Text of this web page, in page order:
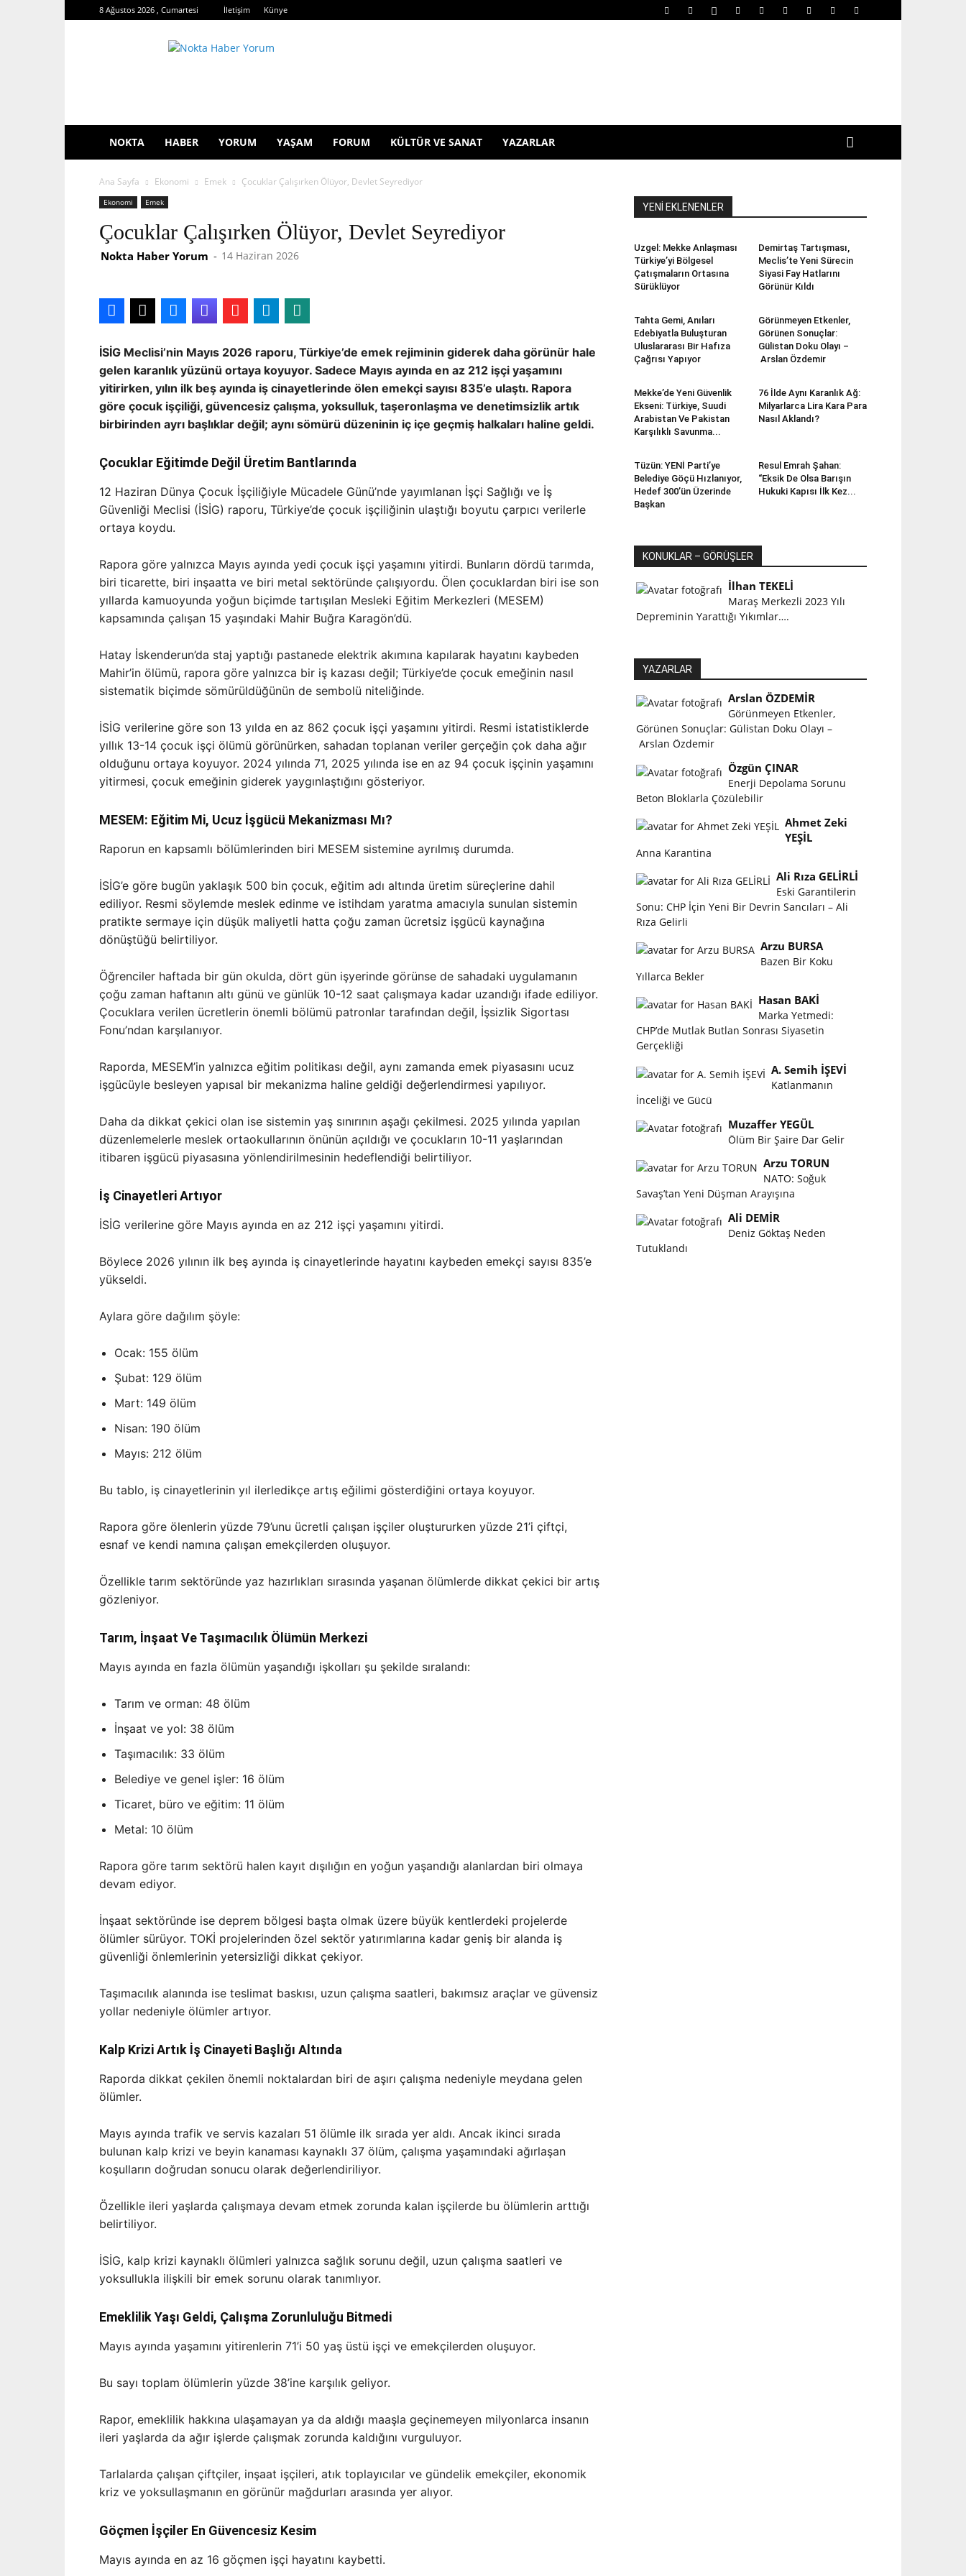
8 Ağustos 2026 , Cumartesi İletişim Künye
NOKTA HABER YORUM YAŞAM FORUM KÜLTÜR VE SANAT YAZARLAR
Ana Sayfa Ekonomi Emek Çocuklar Çalışırken Ölüyor, Devlet Seyrediyor
Ekonomi Emek
Çocuklar Çalışırken Ölüyor, Devlet Seyrediyor
Nokta Haber Yorum - 14 Haziran 2026
İSİG Meclisi’nin Mayıs 2026 raporu, Türkiye’de emek rejiminin giderek daha görünür hale
gelen karanlık yüzünü ortaya koyuyor. Sadece Mayıs ayında en az 212 işçi yaşamını
yitirirken, yılın ilk beş ayında iş cinayetlerinde ölen emekçi sayısı 835’e ulaştı. Rapora
göre çocuk işçiliği, güvencesiz çalışma, yoksulluk, taşeronlaşma ve denetimsizlik artık
birbirinden ayrı başlıklar değil; aynı sömürü düzeninin iç içe geçmiş halkaları haline geldi.
Çocuklar Eğitimde Değil Üretim Bantlarında
12 Haziran Dünya Çocuk İşçiliğiyle Mücadele Günü’nde yayımlanan İşçi Sağlığı ve İş
Güvenliği Meclisi (İSİG) raporu, Türkiye’de çocuk işçiliğinin ulaştığı boyutu çarpıcı verilerle
ortaya koydu.
Rapora göre yalnızca Mayıs ayında yedi çocuk işçi yaşamını yitirdi. Bunların dördü tarımda,
biri ticarette, biri inşaatta ve biri metal sektöründe çalışıyordu. Ölen çocuklardan biri ise son
yıllarda kamuoyunda yoğun biçimde tartışılan Mesleki Eğitim Merkezleri (MESEM)
kapsamında çalışan 15 yaşındaki Mahir Buğra Karagön’dü.
Hatay İskenderun’da staj yaptığı pastanede elektrik akımına kapılarak hayatını kaybeden
Mahir’in ölümü, rapora göre yalnızca bir iş kazası değil; Türkiye’de çocuk emeğinin nasıl
sistematik biçimde sömürüldüğünün de sembolü niteliğinde.
İSİG verilerine göre son 13 yılda en az 862 çocuk işçi yaşamını yitirdi. Resmi istatistiklerde
yıllık 13-14 çocuk işçi ölümü görünürken, sahadan toplanan veriler gerçeğin çok daha ağır
olduğunu ortaya koyuyor. 2024 yılında 71, 2025 yılında ise en az 94 çocuk işçinin yaşamını
yitirmesi, çocuk emeğinin giderek yaygınlaştığını gösteriyor.
MESEM: Eğitim Mi, Ucuz İşgücü Mekanizması Mı?
Raporun en kapsamlı bölümlerinden biri MESEM sistemine ayrılmış durumda.
İSİG’e göre bugün yaklaşık 500 bin çocuk, eğitim adı altında üretim süreçlerine dahil
ediliyor. Resmi söylemde meslek edinme ve istihdam yaratma amacıyla sunulan sistemin
pratikte sermaye için düşük maliyetli hatta çoğu zaman ücretsiz işgücü kaynağına
dönüştüğü belirtiliyor.
Öğrenciler haftada bir gün okulda, dört gün işyerinde görünse de sahadaki uygulamanın
çoğu zaman haftanın altı günü ve günlük 10-12 saat çalışmaya kadar uzandığı ifade ediliyor.
Çocuklara verilen ücretlerin önemli bölümü patronlar tarafından değil, İşsizlik Sigortası
Fonu’ndan karşılanıyor.
Raporda, MESEM’in yalnızca eğitim politikası değil, aynı zamanda emek piyasasını ucuz
işgücüyle besleyen yapısal bir mekanizma haline geldiği değerlendirmesi yapılıyor.
Daha da dikkat çekici olan ise sistemin yaş sınırının aşağı çekilmesi. 2025 yılında yapılan
düzenlemelerle meslek ortaokullarının önünün açıldığı ve çocukların 10-11 yaşlarından
itibaren işgücü piyasasına yönlendirilmesinin hedeflendiği belirtiliyor.
İş Cinayetleri Artıyor
İSİG verilerine göre Mayıs ayında en az 212 işçi yaşamını yitirdi.
Böylece 2026 yılının ilk beş ayında iş cinayetlerinde hayatını kaybeden emekçi sayısı 835’e
yükseldi.
Aylara göre dağılım şöyle:
Ocak: 155 ölüm
Şubat: 129 ölüm
Mart: 149 ölüm
Nisan: 190 ölüm
Mayıs: 212 ölüm
Bu tablo, iş cinayetlerinin yıl ilerledikçe artış eğilimi gösterdiğini ortaya koyuyor.
Rapora göre ölenlerin yüzde 79’unu ücretli çalışan işçiler oluştururken yüzde 21’i çiftçi,
esnaf ve kendi namına çalışan emekçilerden oluşuyor.
Özellikle tarım sektöründe yaz hazırlıkları sırasında yaşanan ölümlerde dikkat çekici bir artış
gözleniyor.
Tarım, İnşaat Ve Taşımacılık Ölümün Merkezi
Mayıs ayında en fazla ölümün yaşandığı işkolları şu şekilde sıralandı:
Tarım ve orman: 48 ölüm
İnşaat ve yol: 38 ölüm
Taşımacılık: 33 ölüm
Belediye ve genel işler: 16 ölüm
Ticaret, büro ve eğitim: 11 ölüm
Metal: 10 ölüm
Rapora göre tarım sektörü halen kayıt dışılığın en yoğun yaşandığı alanlardan biri olmaya
devam ediyor.
İnşaat sektöründe ise deprem bölgesi başta olmak üzere büyük kentlerdeki projelerde
ölümler sürüyor. TOKİ projelerinden özel sektör yatırımlarına kadar geniş bir alanda iş
güvenliği önlemlerinin yetersizliği dikkat çekiyor.
Taşımacılık alanında ise teslimat baskısı, uzun çalışma saatleri, bakımsız araçlar ve güvensiz
yollar nedeniyle ölümler artıyor.
Kalp Krizi Artık İş Cinayeti Başlığı Altında
Raporda dikkat çekilen önemli noktalardan biri de aşırı çalışma nedeniyle meydana gelen
ölümler.
Mayıs ayında trafik ve servis kazaları 51 ölümle ilk sırada yer aldı. Ancak ikinci sırada
bulunan kalp krizi ve beyin kanaması kaynaklı 37 ölüm, çalışma yaşamındaki ağırlaşan
koşulların doğrudan sonucu olarak değerlendiriliyor.
Özellikle ileri yaşlarda çalışmaya devam etmek zorunda kalan işçilerde bu ölümlerin arttığı
belirtiliyor.
İSİG, kalp krizi kaynaklı ölümleri yalnızca sağlık sorunu değil, uzun çalışma saatleri ve
yoksullukla ilişkili bir emek sorunu olarak tanımlıyor.
Emeklilik Yaşı Geldi, Çalışma Zorunluluğu Bitmedi
Mayıs ayında yaşamını yitirenlerin 71’i 50 yaş üstü işçi ve emekçilerden oluşuyor.
Bu sayı toplam ölümlerin yüzde 38’ine karşılık geliyor.
Rapor, emeklilik hakkına ulaşamayan ya da aldığı maaşla geçinemeyen milyonlarca insanın
ileri yaşlarda da ağır işlerde çalışmak zorunda kaldığını vurguluyor.
Tarlalarda çalışan çiftçiler, inşaat işçileri, atık toplayıcılar ve gündelik emekçiler, ekonomik
kriz ve yoksullaşmanın en görünür mağdurları arasında yer alıyor.
Göçmen İşçiler En Güvencesiz Kesim
Mayıs ayında en az 16 göçmen işçi hayatını kaybetti.
YENİ EKLENENLER
Uzgel: Mekke Anlaşması
Türkiye’yi Bölgesel
Çatışmaların Ortasına
Sürüklüyor
Demirtaş Tartışması,
Meclis’te Yeni Sürecin
Siyasi Fay Hatlarını
Görünür Kıldı
Tahta Gemi, Anıları
Edebiyatla Buluşturan
Uluslararası Bir Hafıza
Çağrısı Yapıyor
Görünmeyen Etkenler,
Görünen Sonuçlar:
Gülistan Doku Olayı –
Arslan Özdemir
Mekke’de Yeni Güvenlik
Ekseni: Türkiye, Suudi
Arabistan Ve Pakistan
Karşılıklı Savunma...
76 İlde Aynı Karanlık Ağ:
Milyarlarca Lira Kara Para
Nasıl Aklandı?
Tüzün: YENİ Parti’ye
Belediye Göçü Hızlanıyor,
Hedef 300’ün Üzerinde
Başkan
Resul Emrah Şahan:
“Eksik De Olsa Barışın
Hukuki Kapısı İlk Kez...
KONUKLAR – GÖRÜŞLER
İlhan TEKELİ
Maraş Merkezli 2023 Yılı
Depreminin Yarattığı Yıkımlar….
YAZARLAR
Arslan ÖZDEMİR
Görünmeyen Etkenler,
Görünen Sonuçlar: Gülistan Doku Olayı –
Arslan Özdemir
Özgün ÇINAR
Enerji Depolama Sorunu
Beton Bloklarla Çözülebilir
Ahmet Zeki
YEŞİL
Anna Karantina
Ali Rıza GELİRLİ
Eski Garantilerin
Sonu: CHP İçin Yeni Bir Devrin Sancıları – Ali
Rıza Gelirli
Arzu BURSA
Bazen Bir Koku
Yıllarca Bekler
Hasan BAKİ
Marka Yetmedi:
CHP’de Mutlak Butlan Sonrası Siyasetin
Gerçekliği
A. Semih İŞEVİ
Katlanmanın
İnceliği ve Gücü
Muzaffer YEGÜL
Ölüm Bir Şaire Dar Gelir
Arzu TORUN
NATO: Soğuk
Savaş’tan Yeni Düşman Arayışına
Ali DEMİR
Deniz Göktaş Neden
Tutuklandı